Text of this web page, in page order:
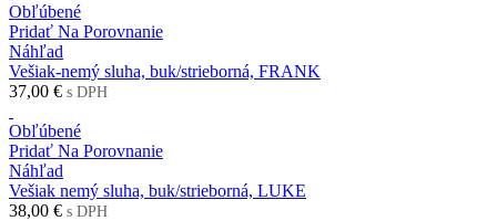
Obľúbené
Pridať Na Porovnanie
Náhľad
Vešiak-nemý sluha, buk/strieborná, FRANK
37,00 € s DPH
Obľúbené
Pridať Na Porovnanie
Náhľad
Vešiak nemý sluha, buk/strieborná, LUKE
38,00 € s DPH